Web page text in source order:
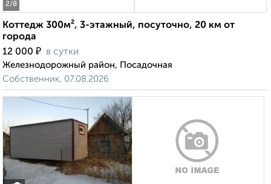
2/8
Коттедж 300м², 3-этажный, посуточно, 20 км от
города
12 000 ₽ в сутки
Железнодорожный район, Посадочная
Собственник, 07.08.2026